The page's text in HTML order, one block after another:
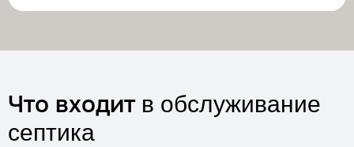
Что входитв обслуживание
септика